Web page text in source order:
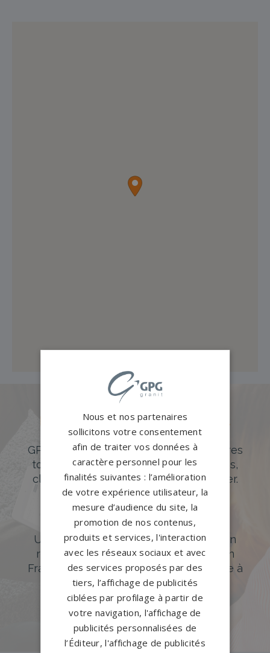
Des pierres tombales uniques et
originales
GPG Granit offre un large choix de pierres
tombales en granit de styles modernes,
classiques ou originales à personnaliser.
DÉCOUVREZ NOTRE CATALOGUE
Accompagnement sur-mesure
Un accompagnement sur mesure et un
réseau de 1200 partenaires partout en
France. Personnalisation avancée grâce à
notre configurateur 3D en ligne.
PERSONNALISEZ VOTRE MONUMENT
Nous et nos partenaires
sollicitons votre consentement
afin de traiter vos données à
caractère personnel pour les
finalités suivantes : l’amélioration
de votre expérience utilisateur, la
mesure d’audience du site, la
promotion de nos contenus,
produits et services, l'interaction
avec les réseaux sociaux et avec
des services proposés par des
tiers, l’affichage de publicités
ciblées par profilage à partir de
votre navigation, l'affichage de
publicités personnalisées de
l’Éditeur, l'affichage de publicités